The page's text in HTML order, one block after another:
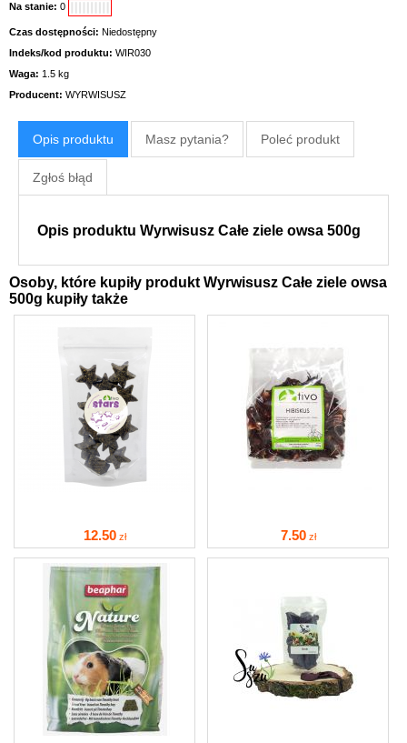
Na stanie: 0
Czas dostępności: Niedostępny
Indeks/kod produktu: WIR030
Waga: 1.5 kg
Producent: WYRWISUSZ
Opis produktu Masz pytania? Poleć produkt
Zgłoś błąd
Opis produktu Wyrwisusz Całe ziele owsa 500g
Osoby, które kupiły produkt Wyrwisusz Całe ziele owsa
500g kupiły także
12.50 zł 7.50 zł